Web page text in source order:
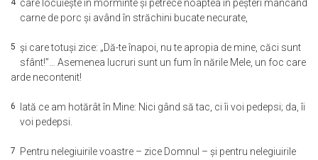
4 care locuieşte în morminte şi petrece noaptea în peşteri mâncând
carne de porc şi având în străchini bucate necurate,
5 şi care totuşi zice: „Dă-te înapoi, nu te apropia de mine, căci sunt
sfânt!”… Asemenea lucruri sunt un fum în nările Mele, un foc care
arde necontenit!
6
Iată ce am hotărât în Mine: Nici gând să tac, ci îi voi pedepsi; da, îi
voi pedepsi.
7 Pentru nelegiuirile voastre – zice Domnul – şi pentru nelegiuirile